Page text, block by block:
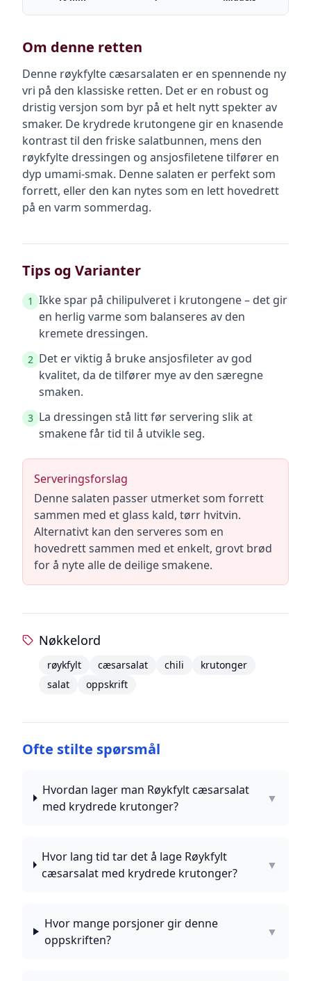
Om denne retten
Denne røykfylte cæsarsalaten er en spennende ny
vri på den klassiske retten. Det er en robust og
dristig versjon som byr på et helt nytt spekter av
smaker. De krydrede krutongene gir en knasende
kontrast til den friske salatbunnen, mens den
røykfylte dressingen og ansjosfiletene tilfører en
dyp umami-smak. Denne salaten er perfekt som
forrett, eller den kan nytes som en lett hovedrett
på en varm sommerdag.
Tips og Varianter
1 Ikke spar på chilipulveret i krutongene – det gir
en herlig varme som balanseres av den
kremete dressingen.
2 Det er viktig å bruke ansjosfileter av god
kvalitet, da de tilfører mye av den særegne
smaken.
3 La dressingen stå litt før servering slik at
smakene får tid til å utvikle seg.
Serveringsforslag
Denne salaten passer utmerket som forrett
sammen med et glass kald, tørr hvitvin.
Alternativt kan den serveres som en
hovedrett sammen med et enkelt, grovt brød
for å nyte alle de deilige smakene.
Nøkkelord
røykfylt cæsarsalat chili
krutonger
salat
oppskrift
Ofte stilte spørsmål
Hvordan lager man Røykfylt cæsarsalat
med krydrede krutonger?
▼
Hvor lang tid tar det å lage Røykfylt
cæsarsalat med krydrede krutonger?
▼
Hvor mange porsjoner gir denne
oppskriften?
▼